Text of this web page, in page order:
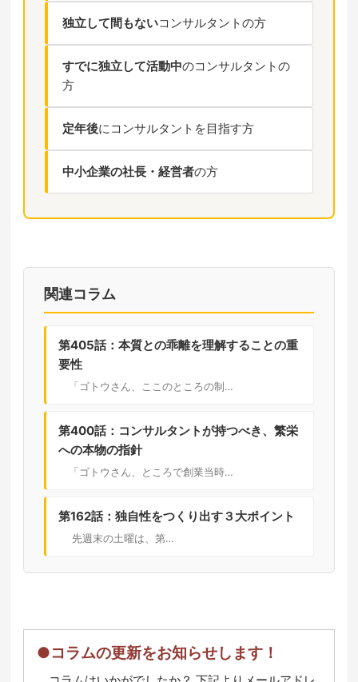
独立して間もないコンサルタントの方
すでに独立して活動中のコンサルタントの
方
定年後にコンサルタントを目指す方
中小企業の社長・経営者の方
関連コラム
第405話：本質との乖離を理解することの重
要性
「ゴトウさん、ここのところの制…
第400話：コンサルタントが持つべき、繁栄
への本物の指針
「ゴトウさん、ところで創業当時…
第162話：独自性をつくり出す３大ポイント
先週末の土曜は、第…
●コラムの更新をお知らせします！